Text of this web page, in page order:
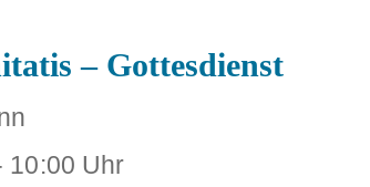
– Gottesdienst
10:00 Uhr